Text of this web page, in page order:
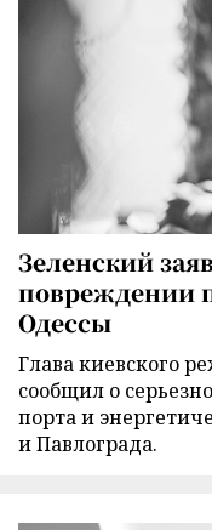
Зеленский
повреждении
Одессы
Глава киевского
сообщил о
порта и
и Павлограда.